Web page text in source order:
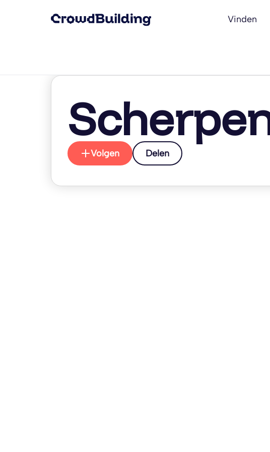
Vinden
Volgen Delen